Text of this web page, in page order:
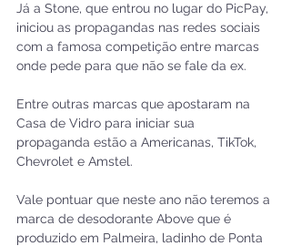
Já a Stone, que entrou no lugar do PicPay,
iniciou as propagandas nas redes sociais
com a famosa competição entre marcas
onde pede para que não se fale da ex.
Entre outras marcas que apostaram na
Casa de Vidro para iniciar sua
propaganda estão a Americanas, TikTok,
Chevrolet e Amstel.
Vale pontuar que neste ano não teremos a
marca de desodorante Above que é
produzido em Palmeira, ladinho de Ponta